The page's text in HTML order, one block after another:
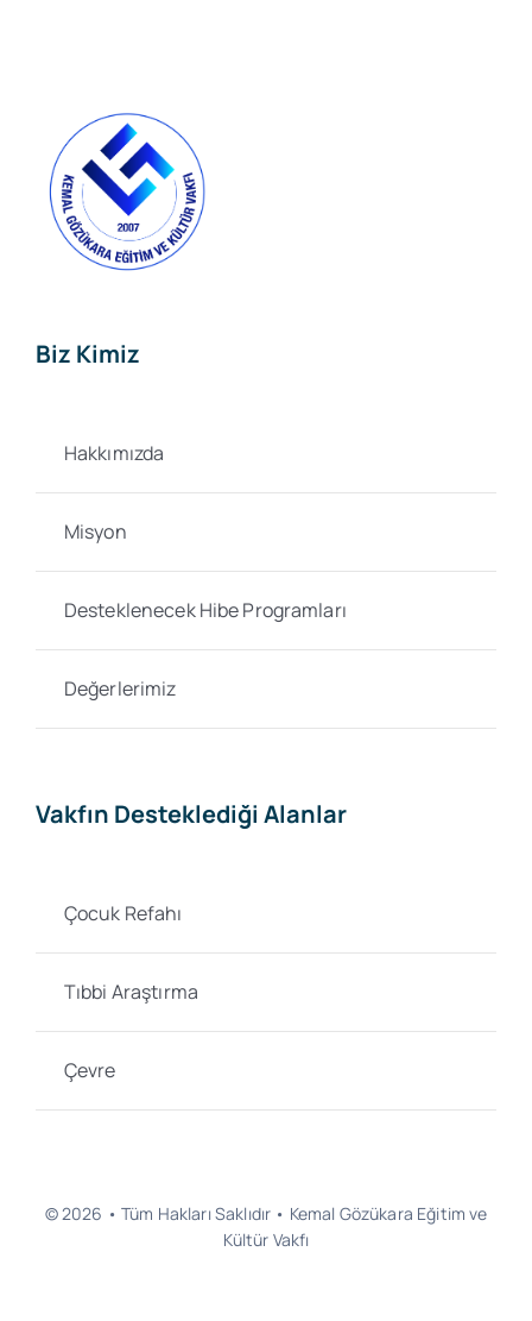
Biz Kimiz
Hakkımızda
Misyon
Desteklenecek Hibe Programları
Değerlerimiz
Vakfın Desteklediği Alanlar
Çocuk Refahı
Tıbbi Araştırma
Çevre
© 2026 • Tüm Hakları Saklıdır • Kemal Gözükara Eğitim ve
Kültür Vakfı